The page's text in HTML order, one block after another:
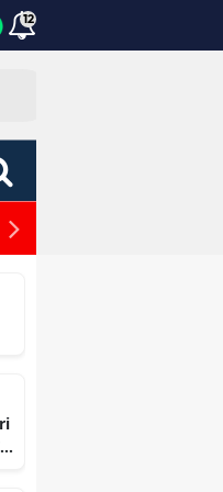
12
Konyaaltı Belediyesi